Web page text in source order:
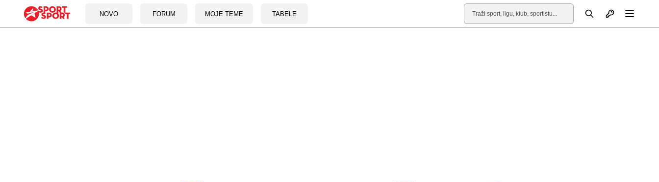
NOVO FORUM MOJE TEME TABELE
Pretraga Otvori profil